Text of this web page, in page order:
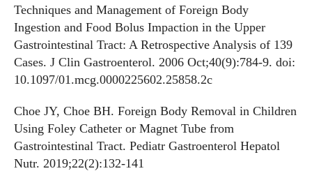
Techniques and Management of Foreign Body
Ingestion and Food Bolus Impaction in the Upper
Gastrointestinal Tract: A Retrospective Analysis of 139
Cases. J Clin Gastroenterol. 2006 Oct;40(9):784-9. doi:
10.1097/01.mcg.0000225602.25858.2c
Choe JY, Choe BH. Foreign Body Removal in Children
Using Foley Catheter or Magnet Tube from
Gastrointestinal Tract. Pediatr Gastroenterol Hepatol
Nutr. 2019;22(2):132-141